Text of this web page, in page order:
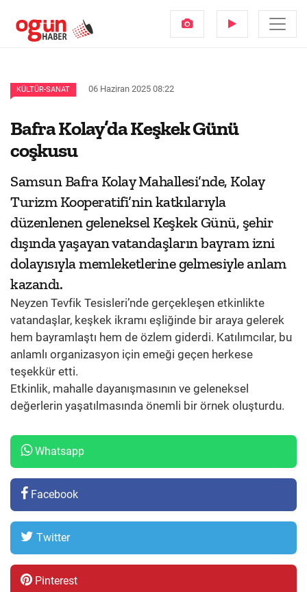
KÜLTÜR-SANAT 06 Haziran 2025 08:22
Bafra Kolay’da Keşkek Günü
coşkusu
Samsun Bafra Kolay Mahallesi’nde, Kolay
Turizm Kooperatifi’nin katkılarıyla
düzenlenen geleneksel Keşkek Günü, şehir
dışında yaşayan vatandaşların bayram izni
dolayısıyla memleketlerine gelmesiyle anlam
kazandı.
Neyzen Tevfik Tesisleri’nde gerçekleşen etkinlikte
vatandaşlar, keşkek ikramı eşliğinde bir araya gelerek
hem bayramlaştı hem de özlem giderdi. Katılımcılar, bu
anlamlı organizasyon için emeği geçen herkese
teşekkür etti.
Etkinlik, mahalle dayanışmasının ve geleneksel
değerlerin yaşatılmasında önemli bir örnek oluşturdu.
Whatsapp
Facebook
Twitter
Pinterest